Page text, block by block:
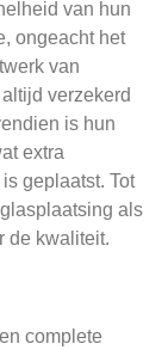
van hun
ongeacht het
van
verzekerd
is hun
extra
geplaatst. Tot
als
de kwaliteit.
complete